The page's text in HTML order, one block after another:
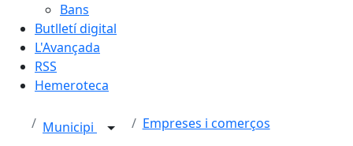
Bans
Butlletí digital
L'Avançada
RSS
Hemeroteca
Municipi Empreses i comerços